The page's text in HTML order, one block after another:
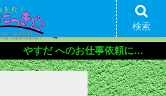
やすだ へのお仕事依頼について
検索